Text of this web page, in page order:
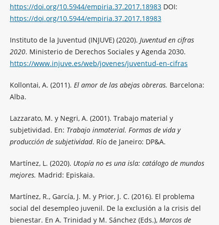
https://doi.org/10.5944/empiria.37.2017.18983DOI:
https://doi.org/10.5944/empiria.37.2017.18983
Instituto de la Juventud (INJUVE) (2020). Juventud en cifras
2020. Ministerio de Derechos Sociales y Agenda 2030.
https://www.injuve.es/web/jovenes/juventud-en-cifras
Kollontai, A. (2011). El amor de las abejas obreras. Barcelona:
Alba.
Lazzarato, M. y Negri, A. (2001). Trabajo material y
subjetividad. En: Trabajo inmaterial. Formas de vida y
producción de subjetividad. Río de Janeiro: DP&A.
Martínez, L. (2020). Utopía no es una isla: catálogo de mundos
mejores. Madrid: Episkaia.
Martínez, R., García, J. M. y Prior, J. C. (2016). El problema
social del desempleo juvenil. De la exclusión a la crisis del
bienestar. En A. Trinidad y M. Sánchez (Eds.), Marcos de